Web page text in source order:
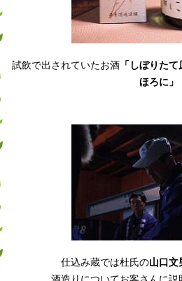
試飲で出されていたお酒 「しぼりた
ほろに」
仕込み蔵では杜氏の山口文